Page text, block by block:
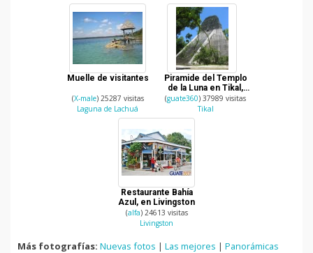
Muelle de visitantes
(X-male) 25287 visitas
Laguna de Lachuá
Piramide del Templo
de la Luna en Tikal,
Peten.
(guate360) 37989 visitas
Tikal
Restaurante Bahía
Azul, en Livingston
(alfa) 24613 visitas
Livingston
Más fotografías: Nuevas fotos | Las mejores | Panorámicas